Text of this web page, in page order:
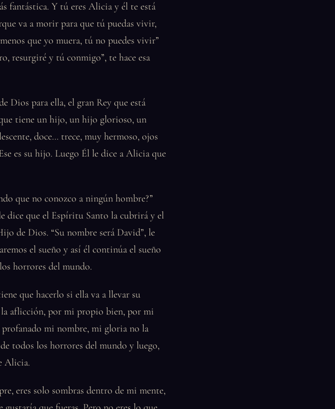
fantástica. Y tú eres Alicia y él te está
va a morir para que tú puedas vivir,
que yo muera, tú no puedes vivir”
resurgiré y tú conmigo”, te hace esa
Dios para ella, el gran Rey que está
tiene un hijo, un hijo glorioso, un
doce… trece, muy hermoso, ojos
es su hijo. Luego Él le dice a Alicia que
que no conozco a ningún hombre?”
dice que el Espíritu Santo la cubrirá y el
de Dios. “Su nombre será David”, le
el sueño y así él continúa el sueño
horrores del mundo.
que hacerlo si ella va a llevar su
la aflicción, por mi propio bien, por mi
mi nombre, mi gloria no la
todos los horrores del mundo y luego,
Alicia.
eres solo sombras dentro de mi mente,